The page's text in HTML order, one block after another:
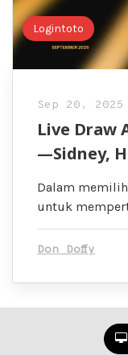
Logintoto
Sep 20, 2025
Live Draw
—Sidney,
Dalam
untuk
Don Doffy